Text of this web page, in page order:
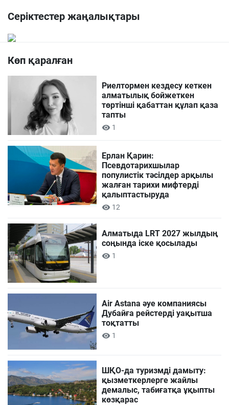
Серіктестер жаңалықтары
Көп қаралған
Риелтормен кездесу кеткен
алматылық бойжеткен
төртінші қабаттан құлап қаза
тапты
1
Ерлан Қарин:
Псевдотарихшылар
популистік тәсілдер арқылы
жалған тарихи мифтерді
қалыптастыруда
12
Алматыда LRT 2027 жылдың
соңында іске қосылады
1
Air Astana әуе компаниясы
Дубайға рейстерді уақытша
тоқтатты
1
ШҚО-да туризмді дамыту:
қызметкерлерге жайлы
демалыс, табиғатқа ұқыпты
көзқарас